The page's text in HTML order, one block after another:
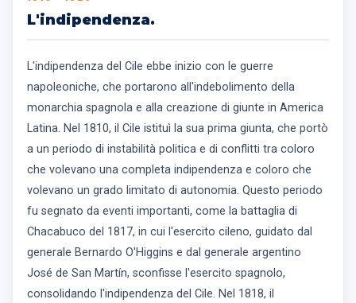
L'indipendenza.
L'indipendenza del Cile ebbe inizio con le guerre
napoleoniche, che portarono all'indebolimento della
monarchia spagnola e alla creazione di giunte in America
Latina. Nel 1810, il Cile istituì la sua prima giunta, che portò
a un periodo di instabilità politica e di conflitti tra coloro
che volevano una completa indipendenza e coloro che
volevano un grado limitato di autonomia. Questo periodo
fu segnato da eventi importanti, come la battaglia di
Chacabuco del 1817, in cui l'esercito cileno, guidato dal
generale Bernardo O'Higgins e dal generale argentino
José de San Martín, sconfisse l'esercito spagnolo,
consolidando l'indipendenza del Cile. Nel 1818, il